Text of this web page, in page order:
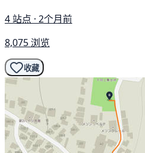
4 站点 · 2个月前
8,075 浏览
收藏